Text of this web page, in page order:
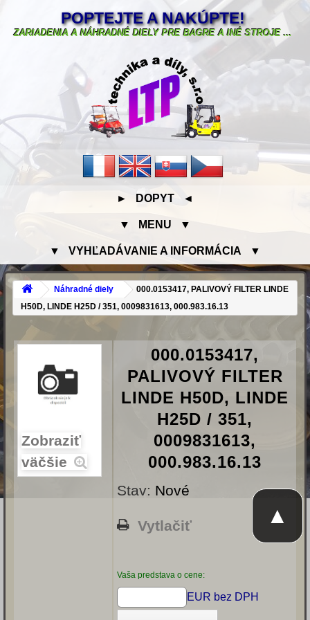
POPTEJTE A NAKÚPTE!
ZARIADENIA A NÁHRADNÉ DIELY PRE BAGRE A INÉ STROJE ...
► DOPYT ◄
▼ MENU ▼
▼ VYHĽADÁVANIE A INFORMÁCIA ▼
Náhradné diely
000.0153417, PALIVOVÝ FILTER LINDE
H50D, LINDE H25D / 351, 0009831613, 000.983.16.13
Zobraziť
väčšie
000.0153417,
PALIVOVÝ FILTER
LINDE H50D, LINDE
H25D / 351,
0009831613,
000.983.16.13
Stav: Nové
Vytlačiť
Vaša predstava o cene:
EUR bez DPH
▲